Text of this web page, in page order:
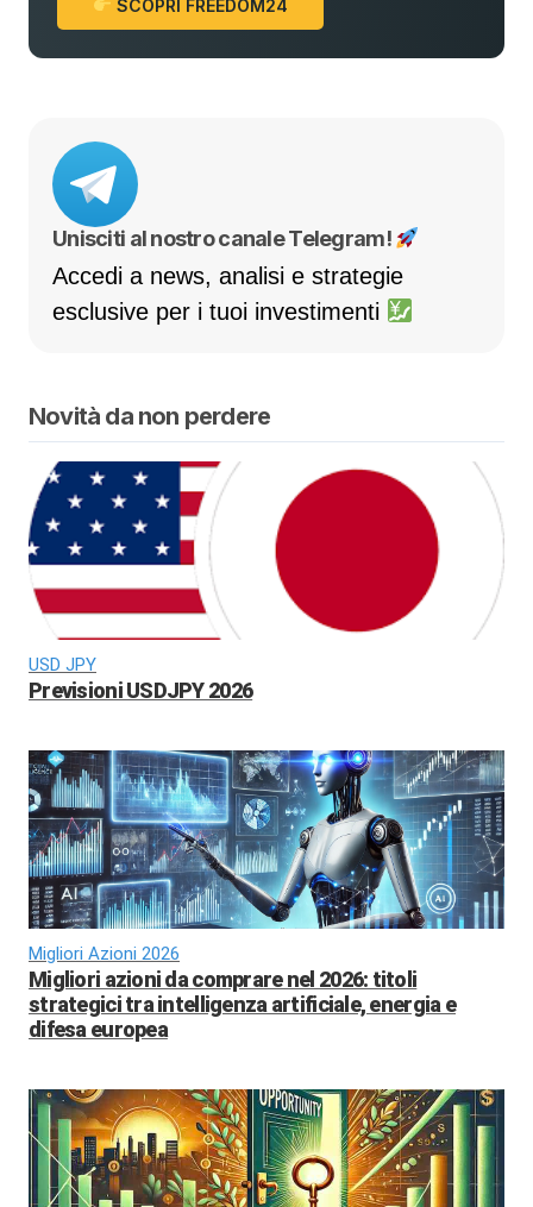
SCOPRI FREEDOM24
Unisciti al nostro canale Telegram!
Accedi a news, analisi e strategie
esclusive per i tuoi investimenti
Novità da non perdere
USD JPY
Previsioni USDJPY 2026
Migliori Azioni 2026
Migliori azioni da comprare nel 2026: titoli
strategici tra intelligenza artificiale, energia e
difesa europea